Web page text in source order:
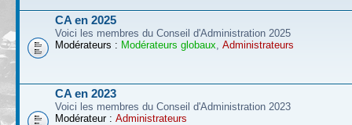
CA en 2025
Voici les membres du Conseil d'Administration 2025
Modérateurs : Modérateurs globaux Administrateurs
CA en 2023
Voici les membres du Conseil d'Administration 2023
Modérateur : Administrateurs